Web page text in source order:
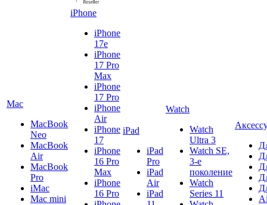
Mac
MacBook
Neo
MacBook
Air
MacBook
Pro
iMac
Mac mini
iPhone
iPhone
17e
iPhone
17 Pro
Max
iPhone
17 Pro
iPhone
Air
iPhone
17
iPhone
16 Pro
Max
iPhone
16 Pro
iPad
iPad
Pro
iPad
Air
iPad
Watch
Watch
Ultra 3
Watch SE,
3-е
поколение
Watch
Series 11